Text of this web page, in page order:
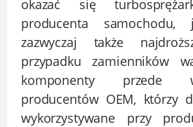
okazać się
producenta
zazwyczaj także
przypadku zamienników
komponenty przede
producentów OEM, którzy
wykorzystywane przy